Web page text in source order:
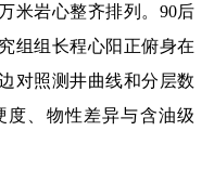
岩心整齐排列。90后
组组长程心阳正俯身在
对照测井曲线和分层数
度、物性差异与含油级